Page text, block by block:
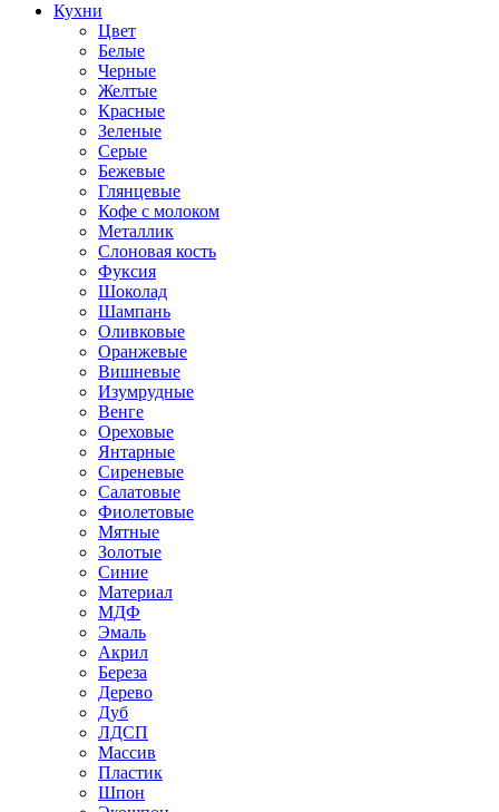
Кухни
Цвет
Белые
Черные
Желтые
Красные
Зеленые
Серые
Бежевые
Глянцевые
Кофе с молоком
Металлик
Слоновая кость
Фуксия
Шоколад
Шампань
Оливковые
Оранжевые
Вишневые
Изумрудные
Венге
Ореховые
Янтарные
Сиреневые
Салатовые
Фиолетовые
Мятные
Золотые
Синие
Материал
МДФ
Эмаль
Акрил
Береза
Дерево
Дуб
ЛДСП
Массив
Пластик
Шпон